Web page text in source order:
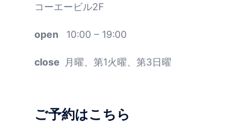
コーエービル2F
open 10:00 – 19:00
close 月曜、第1火曜、第3日曜
ご予約はこちら